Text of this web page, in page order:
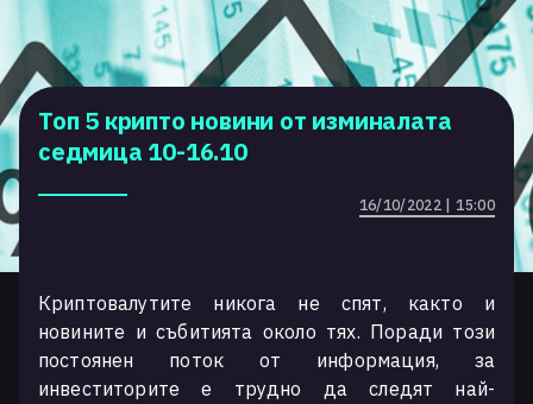
Топ 5 крипто новини от изминалата
седмица 10-16.10
16/10/2022 | 15:00
Криптовалутите никога не спят, както и
новините и събитията около тях. Поради този
постоянен поток от информация, за
инвеститорите е трудно да следят най-